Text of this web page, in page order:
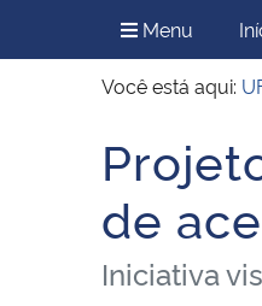
Ministério do Meio
Secretaria de
Menu
Você está aqui:
Início do conteúdo
de
Iniciativa